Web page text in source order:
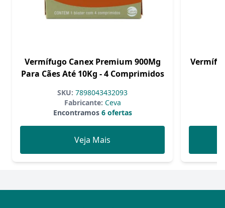
Vermífugo Canex Premium 900Mg
Para Cães Até 10Kg - 4 Comprimidos
SKU: 7898043432093
Fabricante: Ceva
Encontramos6 ofertas
Veja Mais